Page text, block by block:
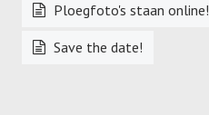
Ploegfoto's staan online!
Save the date!